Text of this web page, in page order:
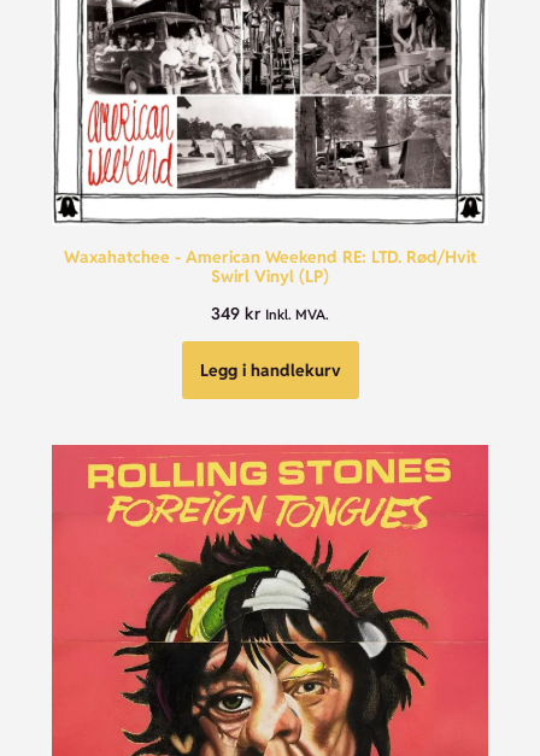
Waxahatchee - American Weekend RE: LTD. Rød/Hvit
Swirl Vinyl (LP)
349 kr Inkl. MVA.
Legg i handlekurv